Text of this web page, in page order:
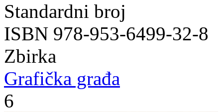
Standardni broj
ISBN 978-953-6499-32-8
Zbirka
Grafička građa
6